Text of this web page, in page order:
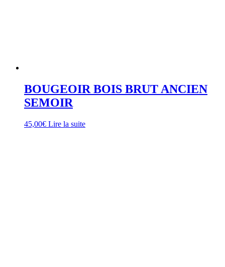
BOUGEOIR BOIS BRUT ANCIEN
SEMOIR
45,00€ Lire la suite